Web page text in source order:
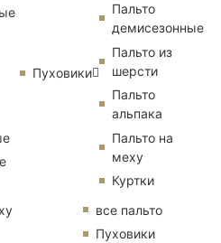
Пуховики
Пальто
демисезонные
Пальто из
шерсти
Пальто
альпака
Пальто на
меху
Куртки
все пальто
Пуховики